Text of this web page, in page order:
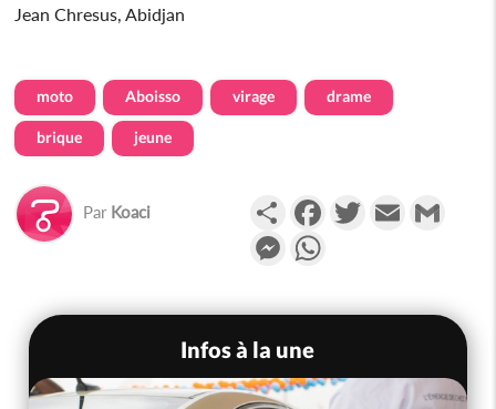
Jean Chresus, Abidjan
moto Aboisso virage drame
brique jeune
Par Koaci PartagerFacebookTwitterEmail
Messenger
Infos à la une